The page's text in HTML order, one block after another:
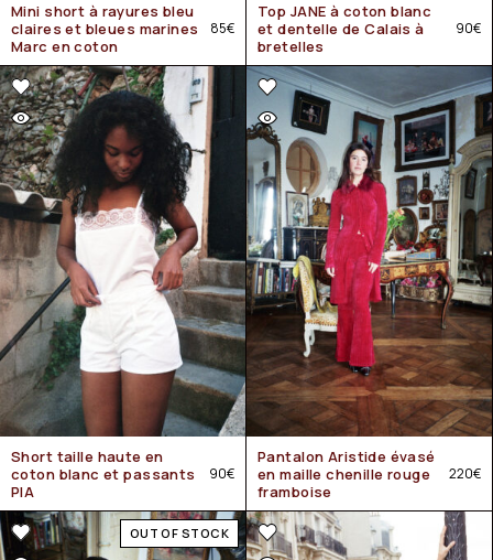
Mini short à rayures bleu
claires et bleues marines
Marc en coton
85€
Top JANE à coton blanc
et dentelle de Calais à
bretelles
90€
Short taille haute en
coton blanc et passants
PIA
90€
Pantalon Aristide évasé
en maille chenille rouge
framboise
220€
OUT OF STOCK